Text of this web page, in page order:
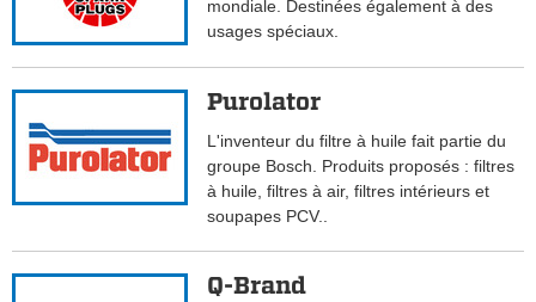
mondiale. Destinées également à des
usages spéciaux.
Purolator
L'inventeur du filtre à huile fait partie du
groupe Bosch. Produits proposés : filtres
à huile, filtres à air, filtres intérieurs et
soupapes PCV..
Q-Brand